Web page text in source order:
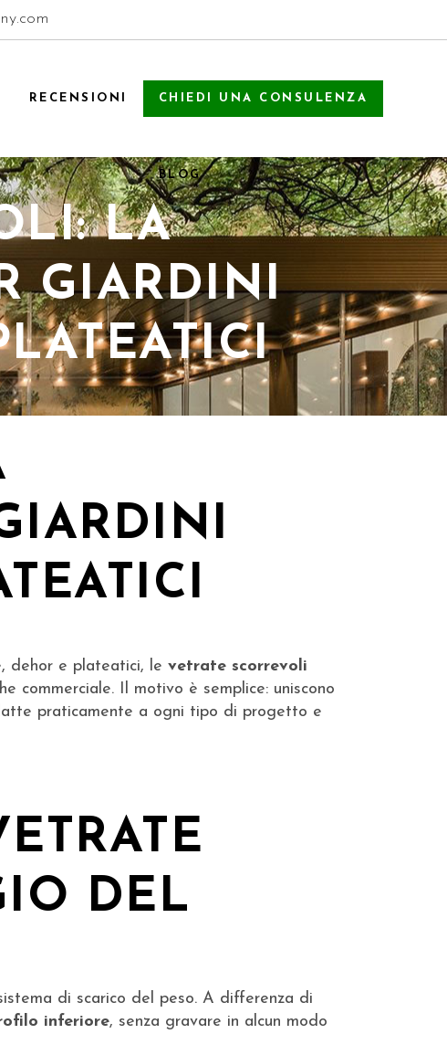
RECENSIONI CHIEDI UNA CONSULENZA
BLOG
LA
GIARDINI
dehor e plateatici, le vetrate scorrevoli
commerciale. Il motivo è semplice: uniscono
praticamente a ogni tipo di progetto e
DEL
di scarico del peso. A differenza di
inferiore, senza gravare in alcun modo